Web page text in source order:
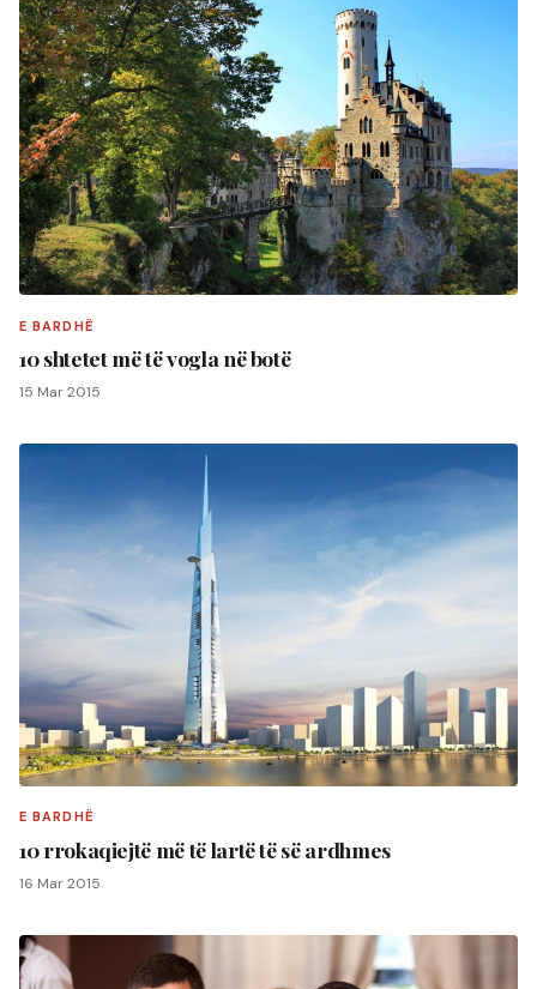
E BARDHË
10 shtetet më të vogla në botë
15 Mar 2015
E BARDHË
10 rrokaqiejtë më të lartë të së ardhmes
16 Mar 2015